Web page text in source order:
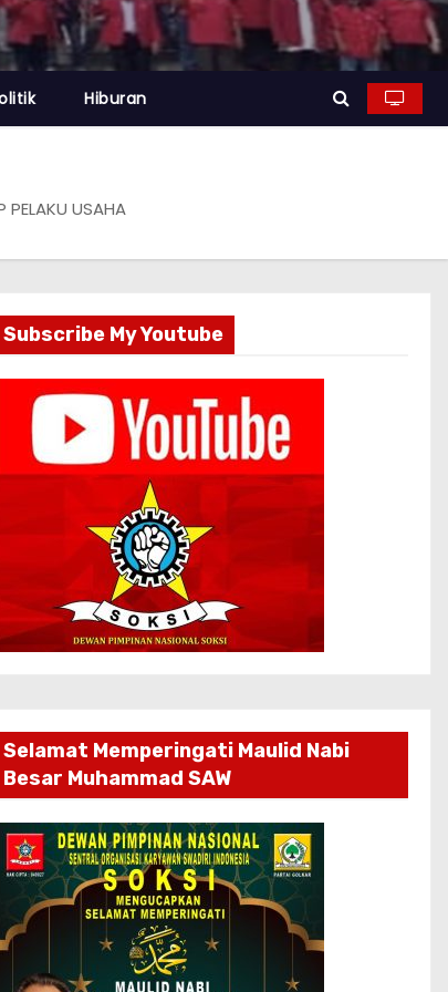
Hiburan
PELAKU USAHA
Subscribe My Youtube
Selamat Memperingati Maulid Nabi
Besar Muhammad SAW